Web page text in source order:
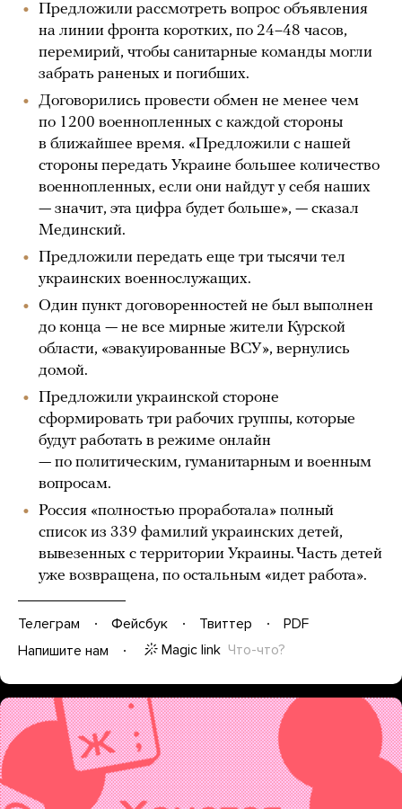
Предложили рассмотреть вопрос объявления
на линии фронта коротких, по 24–48 часов,
перемирий, чтобы санитарные команды могли
забрать раненых и погибших.
Договорились провести обмен не менее чем
по 1200 военнопленных с каждой стороны
в ближайшее время. «Предложили с нашей
стороны передать Украине большее количество
военнопленных, если они найдут у себя наших
— значит, эта цифра будет больше», — сказал
Мединский.
Предложили передать еще три тысячи тел
украинских военнослужащих.
Один пункт договоренностей не был выполнен
до конца — не все мирные жители Курской
области, «эвакуированные ВСУ», вернулись
домой.
Предложили украинской стороне
сформировать три рабочих группы, которые
будут работать в режиме онлайн
— по политическим, гуманитарным и военным
вопросам.
Россия «полностью проработала» полный
список из 339 фамилий украинских детей,
вывезенных с территории Украины. Часть детей
уже возвращена, по остальным «идет работа».
Телеграм Фейсбук Твиттер
PDF
Напишите нам
Magic link Что-что?